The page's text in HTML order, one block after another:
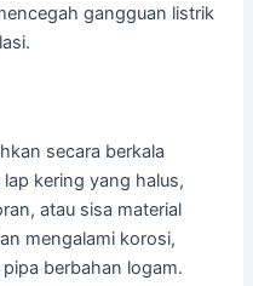
gangguan listrik
secara berkala
kering yang halus,
atau sisa material
mengalami korosi,
berbahan logam.